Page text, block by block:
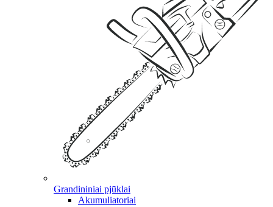
Grandininiai pjūklai
Akumuliatoriai